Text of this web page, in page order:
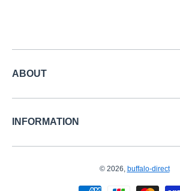
ABOUT
INFORMATION
© 2026, buffalo-direct
お支払い